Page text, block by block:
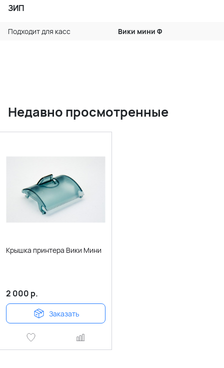
ЗИП
Подходит для касс Вики мини Ф
Недавно просмотренные
Крышка принтера Вики Мини
2 000 р.
Заказать